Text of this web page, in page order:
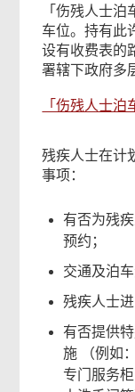
「伤残人士
车位。持有此
设有收费表的
署辖下政府多
「伤残人士泊
残疾人士在计
事项：
有否为残
预约；
交通及泊车
残疾人士
有否提供
施 （例如
专门服务